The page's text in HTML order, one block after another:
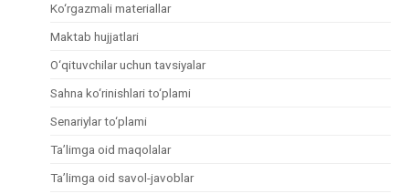
Ko‘rgazmali materiallar
Maktab hujjatlari
O‘qituvchilar uchun tavsiyalar
Sahna ko‘rinishlari to‘plami
Senariylar to‘plami
Ta’limga oid maqolalar
Ta’limga oid savol-javoblar